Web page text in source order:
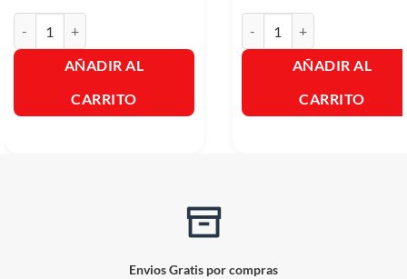
AÑADIR AL
CARRITO
AÑADIR AL
CARRITO
Envios Gratis por compras